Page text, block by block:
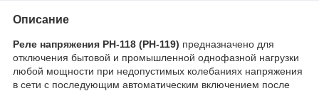
Описание
Реле напряжения РН-118 (РН-119) предназначено для
отключения бытовой и промышленной однофазной нагрузки
любой мощности при недопустимых колебаниях напряжения
в сети с последующим автоматическим включением после